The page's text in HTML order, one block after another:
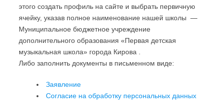
этого создать профиль на сайте и выбрать первичную
ячейку, указав полное наименование нашей школы —
Муниципальное бюджетное учреждение
дополнительного образования «Первая детская
музыкальная школа» города Кирова .
Либо заполнить документы в письменном виде:
Заявление
Согласие на обработку персональных данных